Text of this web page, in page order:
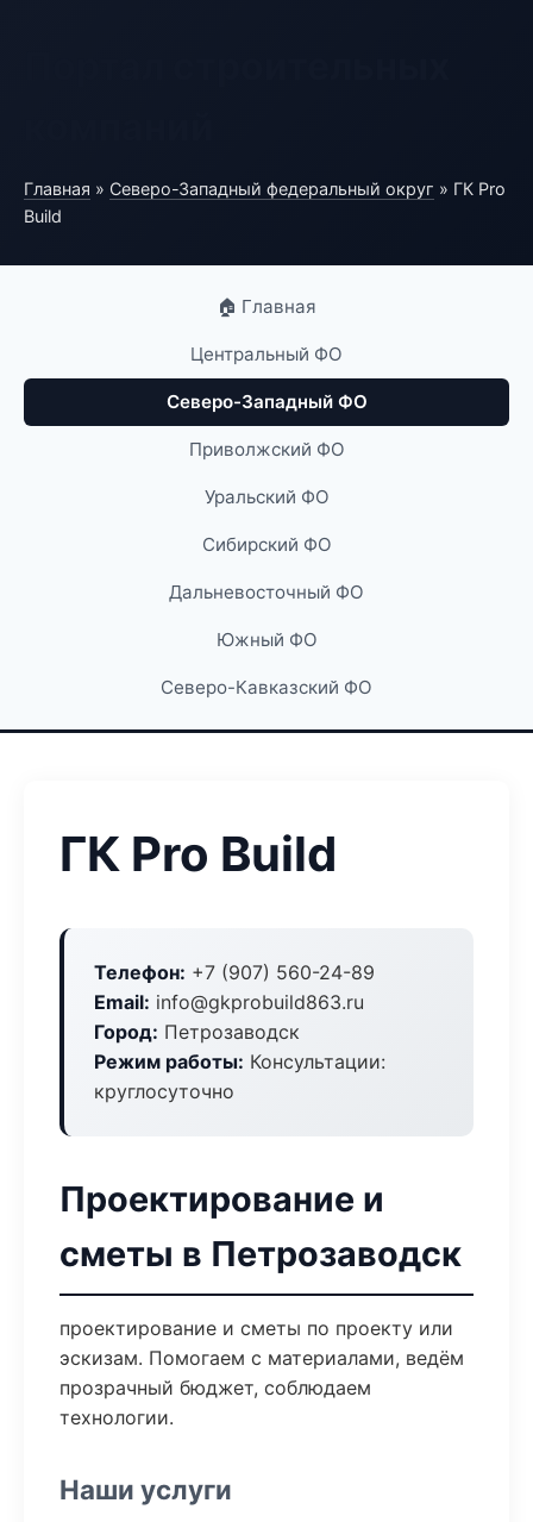
Главная » Северо-Западный федеральный округ » ГК Pro
Build
🏠 Главная
Центральный ФО
Северо-Западный ФО
Приволжский ФО
Уральский ФО
Сибирский ФО
Дальневосточный ФО
Южный ФО
Северо-Кавказский ФО
ГК Pro Build
Телефон: +7 (907) 560-24-89
Email: info@gkprobuild863.ru
Город: Петрозаводск
Режим работы: Консультации:
круглосуточно
Проектирование и
сметы в Петрозаводск
проектирование и сметы по проекту или
эскизам. Помогаем с материалами, ведём
прозрачный бюджет, соблюдаем
технологии.
Наши услуги